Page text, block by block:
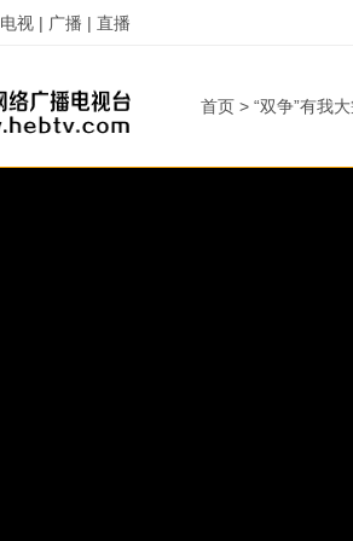
电视 | 广播 | 直播
首页 > “双争”有我